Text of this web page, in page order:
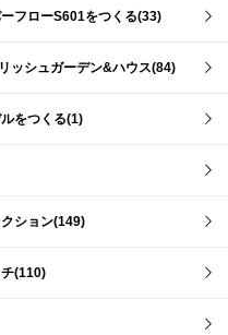
フローS601をつくる(33)
シュガーデン&ハウス(84)
をつくる(1)
ション(149)
(110)